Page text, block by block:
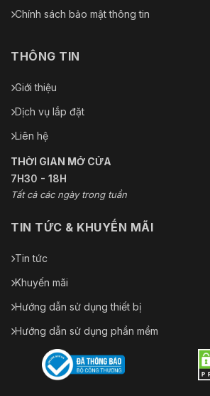
Tham gia mạng thông
Chính sách bảo mật thông tin
THÔNG TIN
Giới thiệu
Dịch vụ lắp đặt
Liên hệ
THỜI GIAN MỞ CỬA
7H30 - 18H
Tất cả các ngày trong tuần
TIN TỨC & KHUYẾN MÃI
Tin tức
Khuyến mãi
Hướng dẫn sử dụng thiết bị
Hướng dẫn sử dụng phần mềm